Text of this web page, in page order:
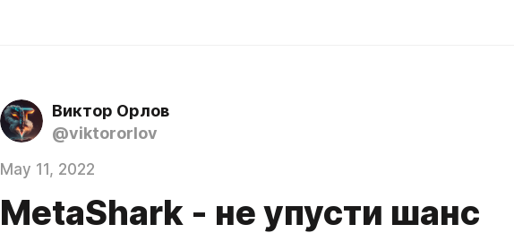
Виктор Орлов
@viktororlov
May 11, 2022
MetaShark - не упусти шанс